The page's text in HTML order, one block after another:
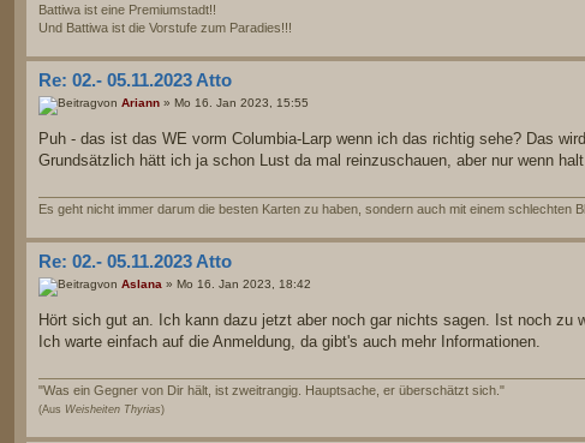
Battiwa ist eine Premiumstadt!!
Und Battiwa ist die Vorstufe zum Paradies!!!
Re: 02.- 05.11.2023 Atto
von Ariann » Mo 16. Jan 2023, 15:55
Puh - das ist das WE vorm Columbia-Larp wenn ich das richtig sehe? Das
Grundsätzlich hätt ich ja schon Lust da mal reinzuschauen, aber nur wenn
Es geht nicht immer darum die besten Karten zu haben, sondern auch mit einem schlechten
Re: 02.- 05.11.2023 Atto
von Aslana » Mo 16. Jan 2023, 18:42
Hört sich gut an. Ich kann dazu jetzt aber noch gar nichts sagen. Ist noch zu
Ich warte einfach auf die Anmeldung, da gibt's auch mehr Informationen.
"Was ein Gegner von Dir hält, ist zweitrangig. Hauptsache, er überschätzt sich."
(Aus Weisheiten Thyrias)